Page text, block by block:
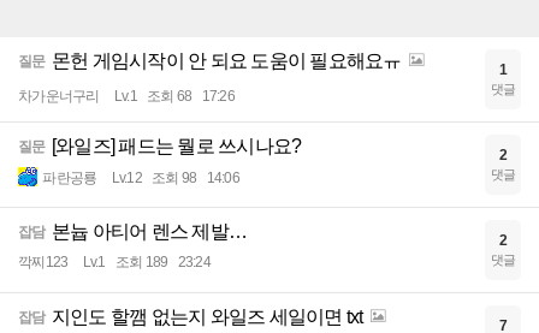
질문 몬헌 게임시작이 안 되요 도움이 필요해요ㅠ
차가운너구리 Lv.1 조회 68 17:26
1
댓글
질문 [와일즈] 패드는 뭘로 쓰시나요?
파란공룡 Lv.12 조회 98 14:06
2
댓글
잡담 본늅 아티어 렌스 제발…
깍찌123 Lv.1 조회 189 23:24
2
댓글
잡담 지인도 할깸 없는지 와일즈 세일이면 txt 7